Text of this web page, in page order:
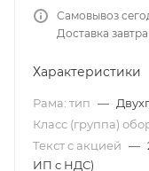
Самовывоз
Доставка
Характеристики
Рама: тип —
Класс (группа)
Текст с акцией —
ИП с НДС)